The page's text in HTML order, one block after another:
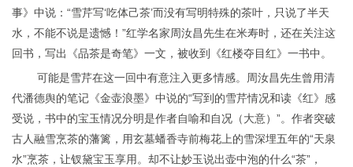
事》中说：“雪芹写‘吃体己茶’而没有写明特殊的茶叶，只说了半天
水，不能不说是遗憾！”红学名家周汝昌先生在米寿时，还在关注这
回书，写出《品茶是奇笔》一文，被收到《红楼夺目红》一书中。
可能是雪芹在这一回中有意注入更多情感。周汝昌先生曾用清
代潘德舆的笔记《金壶浪墨》中说的“写到的雪芹情况和读《红》感
受说，书中的宝玉情况分明是作者自喻和自况（大意）”。作者突破
古人融雪烹茶的藩篱，用玄墓蟠香寺前梅花上的雪深埋五年的“天泉
水”烹茶，让钗黛宝玉享用。却不让妙玉说出壶中泡的什么“茶”，